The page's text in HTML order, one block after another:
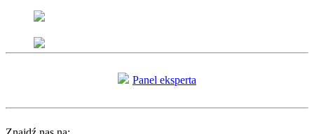
Panel eksperta